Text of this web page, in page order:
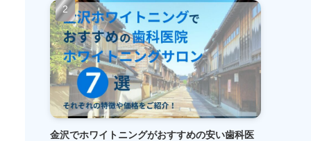
金沢でホワイトニングがおすすめの安い歯科医